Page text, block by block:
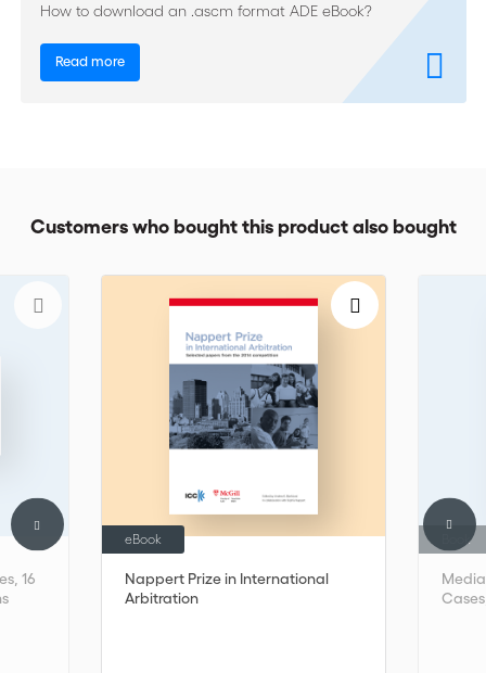
Facile à lire et citant de nombreuses références connues, ce
livre sera une source utile à tous les professionnels de la
négociation et la médiation : les avocats, les juristes
d'entreprise, les dirigeants d'entreprises, les syndicats et les
représentants d'associations, les chefs de projet, les médiateurs,
How to download an .ascm format ADE eBook?
Read more
Customers who bought this product also bought
16
Nappert Prize in International
Arbitration
eBook Book